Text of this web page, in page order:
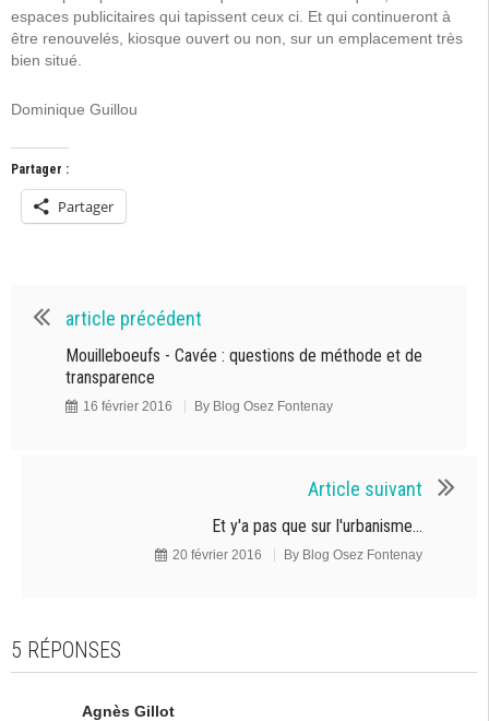
espaces publicitaires qui tapissent ceux ci. Et qui continueront à
être renouvelés, kiosque ouvert ou non, sur un emplacement très
bien situé.
Dominique Guillou
Partager :
Partager
article précédent
Mouilleboeufs - Cavée : questions de méthode et de
transparence
16 février 2016 By Blog Osez Fontenay
Article suivant
Et y'a pas que sur l'urbanisme...
20 février 2016 By Blog Osez Fontenay
5 RÉPONSES
Agnès Gillot